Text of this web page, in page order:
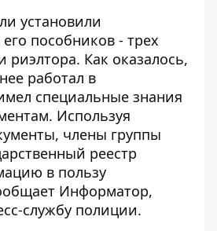
установили
пособников - трех
риэлтора. Как оказалось,
работал в
специальные знания
Используя
члены группы
реестр
в пользу
Информатор,
службу полиции.